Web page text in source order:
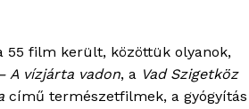
55 film került, közöttük olyanok,
A vízjárta vadon, a Vad Szigetköz
című természetfilmek, a gyógyítás